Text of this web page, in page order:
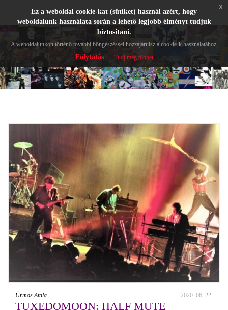
Ürmös Attila 2020. 06. 22.
TUXEDOMOON: HALF MUTE
Ez a weboldal cookie-kat (sütiket) használ azért, hogy
weboldalunk használata során a lehető legjobb élményt tudjuk
biztosítani.
A weboldalunkon történő további böngészéssel hozzájárulsz a cookie-k használatához.
Folytatás Tudj meg többet
x